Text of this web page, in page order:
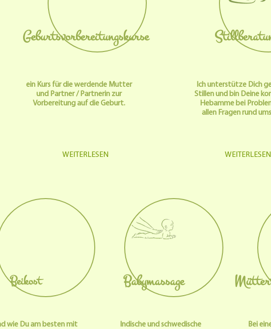
Geburtsvorbereitungskurse
ein Kurs für die werdende Mutter
und Partner / Partnerin zur
Vorbereitung auf die Geburt.
WEITERLESEN
Ich unterstütze Dich
Stillen und bin Deine
Hebamme bei
allen Fragen rund
WEITERLESEN
Beikost
wie Du am besten mit
Babymassage
Indische und schwedische
Bei